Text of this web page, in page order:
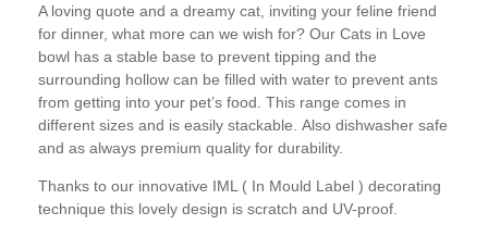
A loving quote and a dreamy cat, inviting your feline friend
for dinner, what more can we wish for? Our Cats in Love
bowl has a stable base to prevent tipping and the
surrounding hollow can be filled with water to prevent ants
from getting into your pet’s food. This range comes in
different sizes and is easily stackable. Also dishwasher safe
and as always premium quality for durability.
Thanks to our innovative IML ( In Mould Label ) decorating
technique this lovely design is scratch and UV-proof.